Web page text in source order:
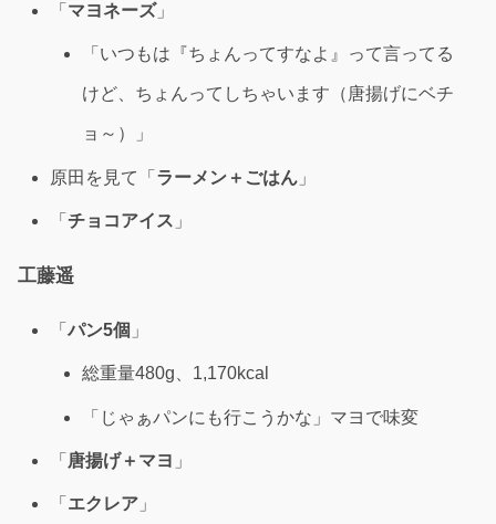
「 マヨネーズ」
「いつもは『ちょんってすなよ』って言ってる
けど、ちょんってしちゃいます（唐揚げにベチ
ョ～）」
原田を見て「 ラーメン＋ごはん 」
「チョコアイス 」
工藤遥
「パン5個 」
総重量480g、1,170kcal
「じゃぁパンにも行こうかな」マヨで味変
「 唐揚げ＋マヨ 」
「 エクレア 」